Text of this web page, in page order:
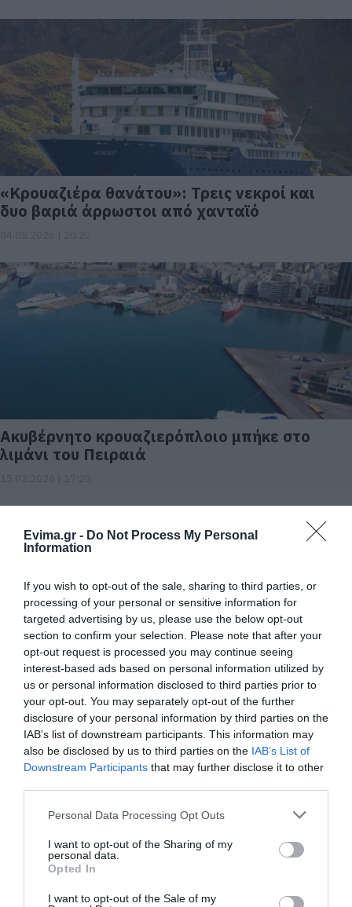
Evima.gr - Do Not Process My Personal
Information
If you wish to opt-out of the sale, sharing to third parties, or
processing of your personal or sensitive information for
targeted advertising by us, please use the below opt-out
section to confirm your selection. Please note that after your
opt-out request is processed you may continue seeing
interest-based ads based on personal information utilized by
us or personal information disclosed to third parties prior to
your opt-out. You may separately opt-out of the further
disclosure of your personal information by third parties on the
IAB’s list of downstream participants. This information may
also be disclosed by us to third parties on the IAB’s List of
Downstream Participants that may further disclose it to other
Please note that this website/app uses one or more Google
not limited to your visit or usage behaviour. You may click to
grant or deny consent to Google and its third-party tags to
use your data for below specified purposes in below Google
consent section.
Personal Data Processing Opt Outs
I want to opt-out of the Sharing of my
personal data.
Opted In
I want to opt-out of the Sale of my
«Κρουαζιέρα θανάτου»: Τρεις νεκροί και
δυο βαριά άρρωστοι από χανταϊό
Ακυβέρνητο κρουαζιερόπλοιο μπήκε στο
λιμάνι του Πειραιά
Σε αυτό το λιμάνι της Εύβοιας βρέθηκε
σήμερα υπερπολυτελές κρουαζιερόπλοιο
26.12.2025 | 16:15